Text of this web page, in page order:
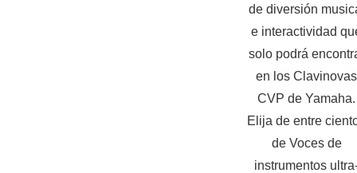
de diversión
e interactividad
solo podrá
en los Clavinovas
CVP de Yamaha.
Elija de entre
de Voces de
instrumentos